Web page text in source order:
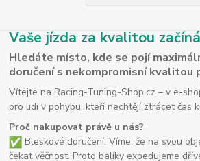
Vaše jízda za kvalitou
Hledáte místo, kde se pojí
doručení s nekompromisní kvalitou
Vítejte na Racing-Tuning-Shop.cz – v e-
pro lidi v pohybu, kteří nechtějí ztrácet čas
Proč nakupovat právě u nás?
Bleskové doručení: Víme, že na svou
čekat věčnost. Proto balíky expedujeme